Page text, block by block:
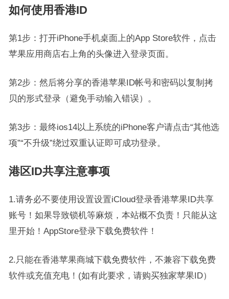
如何使用香港ID
第1步：打开iPhone手机桌面上的App Store软件，点击
苹果应用商店右上角的头像进入登录页面。
第2步：然后将分享的香港苹果ID帐号和密码以复制拷
贝的形式登录（避免手动输入错误）。
第3步：最终ios14以上系统的iPhone客户请点击“其他选
项”“不升级”绕过双重认证即可成功登录。
港区ID共享注意事项
1.请务必不要使用设置设置iCloud登录香港苹果ID共享
账号！如果导致锁机等麻烦，本站概不负责！只能从这
里开始！AppStore登录下载免费软件！
2.只能在香港苹果商城下载免费软件，不兼容下载免费
软件或充值充电！(如有此要求，请购买独家苹果ID）